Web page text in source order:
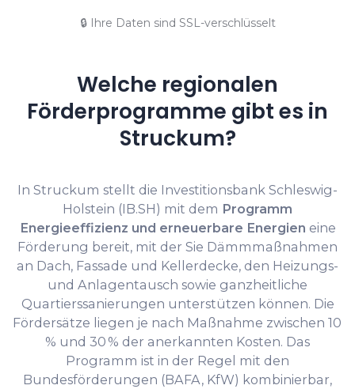
🔒 Ihre Daten sind SSL-verschlüsselt
Welche regionalen
Förderprogramme gibt es in
Struckum?
In Struckum stellt die Investitionsbank Schleswig-
Holstein (IB.SH) mit dem Programm
Energieeffizienz und erneuerbare Energien eine
Förderung bereit, mit der Sie Dämmmaßnahmen
an Dach, Fassade und Kellerdecke, den Heizungs-
und Anlagentausch sowie ganzheitliche
Quartierssanierungen unterstützen können. Die
Fördersätze liegen je nach Maßnahme zwischen 10
% und 30 % der anerkannten Kosten. Das
Programm ist in der Regel mit den
Bundesförderungen (BAFA, KfW) kombinierbar,